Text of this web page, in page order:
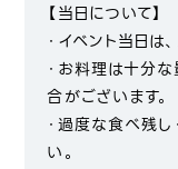
【当日について】
・イベント当日は
・お料理は十分
合がございます。
・過度な食べ残
い。